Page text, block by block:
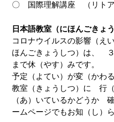
〇 国際理解講座 （リトア
日本語教室（にほんごきょ
コロナウイルスの影響（え
ほんごきょうしつ）は、
まで休（やす）みです。
予定（よてい）が変（かわ
教室（きょうしつ）に 行
（あ）いているかどうか
ームページでもお知（し）